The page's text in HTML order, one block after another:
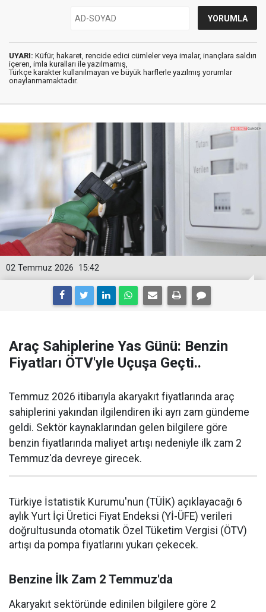
UYARI: Küfür, hakaret, rencide edici cümleler veya imalar, inançlara saldırı
içeren, imla kuralları ile yazılmamış,
Türkçe karakter kullanılmayan ve büyük harflerle yazılmış yorumlar
onaylanmamaktadır.
15:42
02 Temmuz 2026
Araç Sahiplerine Yas Günü: Benzin
Fiyatları ÖTV'yle Uçuşa Geçti..
Temmuz 2026 itibarıyla akaryakıt fiyatlarında araç
sahiplerini yakından ilgilendiren iki ayrı zam gündeme
geldi. Sektör kaynaklarından gelen bilgilere göre
benzin fiyatlarında maliyet artışı nedeniyle ilk zam 2
Temmuz'da devreye girecek.
Türkiye İstatistik Kurumu'nun (TÜİK) açıklayacağı 6
aylık Yurt İçi Üretici Fiyat Endeksi (Yİ-ÜFE) verileri
doğrultusunda otomatik Özel Tüketim Vergisi (ÖTV)
artışı da pompa fiyatlarını yukarı çekecek.
Benzine İlk Zam 2 Temmuz'da
Akaryakıt sektöründe edinilen bilgilere göre 2